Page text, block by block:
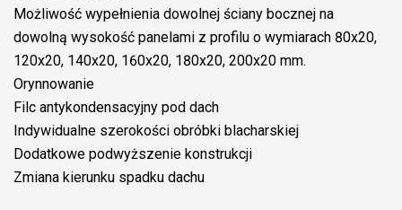
Możliwość wypełnienia dowolnej ściany bocznej na
dowolną wysokość panelami z profilu o wymiarach 80x20,
120x20, 140x20, 160x20, 180x20, 200x20 mm.
Orynnowanie
Filc antykondensacyjny pod dach
Indywidualne szerokości obróbki blacharskiej
Dodatkowe podwyższenie konstrukcji
Zmiana kierunku spadku dachu